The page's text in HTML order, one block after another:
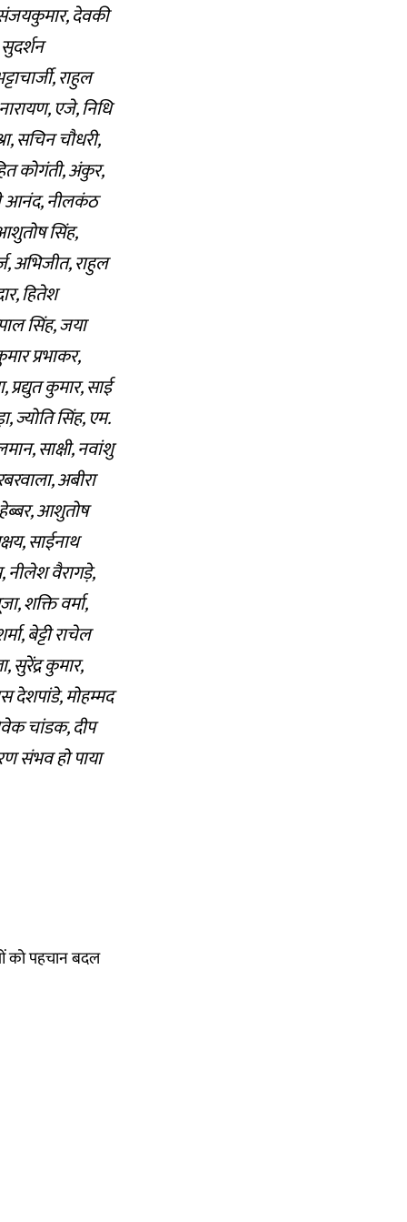
संजयकुमार, देवकी
राहुल
एजे, निधि
सचिन चौधरी,
कोगंती, अंकुर,
आनंद, नीलकंठ
सिंह,
अभिजीत, राहुल
हितेश
सिंह, जया
प्रभाकर,
कुमार, साई
ज्योति सिंह, एम.
साक्षी, नवांशु
अबीरा
आशुतोष
साईनाथ
नीलेश वैरागड़े,
शक्ति वर्मा,
बेट्टी राचेल
सुरेंद्र कुमार,
देशपांडे, मोहम्मद
चांडक, दीप
संभव हो पाया
को पहचान बदल